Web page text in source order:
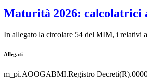
Maturità 2026: calcolatrici
In allegato la circolare 54 del MIM, i relativi
Allegati
m_pi.AOOGABMI.Registro